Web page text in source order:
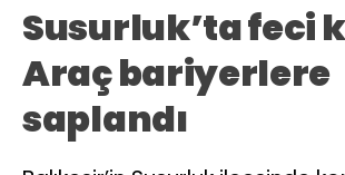
Susurluk’ta feci
Araç bariyerlere
saplandı